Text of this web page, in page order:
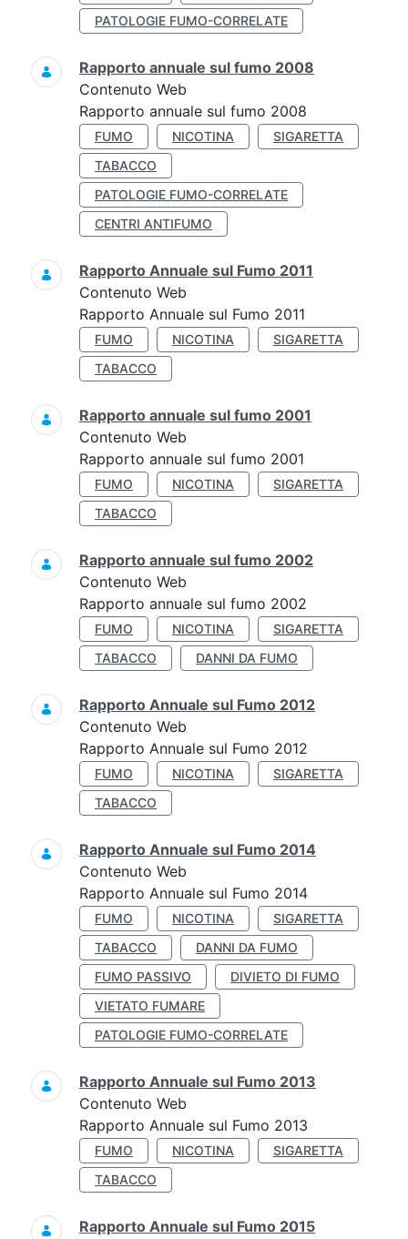
PATOLOGIE FUMO-CORRELATE
Rapporto annuale sul fumo 2008
Contenuto Web
Rapporto annuale sul fumo 2008
FUMO NICOTINA
SIGARETTA
TABACCO
PATOLOGIE FUMO-CORRELATE
CENTRI ANTIFUMO
Rapporto Annuale sul Fumo 2011
Contenuto Web
Rapporto Annuale sul Fumo 2011
FUMO NICOTINA
SIGARETTA
TABACCO
Rapporto annuale sul fumo 2001
Contenuto Web
Rapporto annuale sul fumo 2001
FUMO NICOTINA
SIGARETTA
TABACCO
Rapporto annuale sul fumo 2002
Contenuto Web
Rapporto annuale sul fumo 2002
FUMO NICOTINA
SIGARETTA
TABACCO
DANNI DA FUMO
Rapporto Annuale sul Fumo 2012
Contenuto Web
Rapporto Annuale sul Fumo 2012
FUMO NICOTINA
SIGARETTA
TABACCO
Rapporto Annuale sul Fumo 2014
Contenuto Web
Rapporto Annuale sul Fumo 2014
FUMO NICOTINA
SIGARETTA
TABACCO
DANNI DA FUMO
FUMO PASSIVO
DIVIETO DI FUMO
VIETATO FUMARE
PATOLOGIE FUMO-CORRELATE
Rapporto Annuale sul Fumo 2013
Contenuto Web
Rapporto Annuale sul Fumo 2013
FUMO NICOTINA
SIGARETTA
TABACCO
Rapporto Annuale sul Fumo 2015